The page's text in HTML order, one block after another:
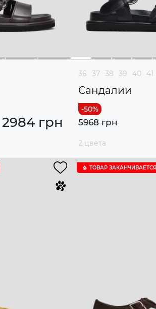
2984 грн
36 37 38 39 40 41
Сандалии
5968 грн
2 цвета
ТОВАР ЗАКАНЧИВАЕТСЯ